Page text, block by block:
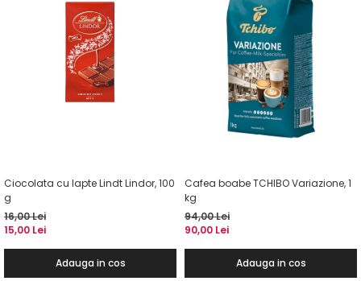
Ciocolata cu lapte Lindt Lindor, 100
g
16,00 Lei
15,00 Lei
Adauga in cos
Cafea boabe TCHIBO Variazione, 1
kg
94,00 Lei
90,00 Lei
Adauga in cos